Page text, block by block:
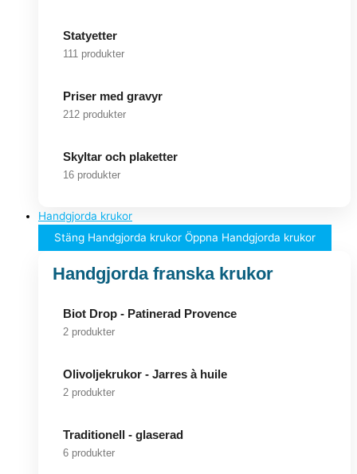
Statyetter
111 produkter
Priser med gravyr
212 produkter
Skyltar och plaketter
16 produkter
Handgjorda krukor
Stäng Handgjorda krukor Öppna Handgjorda krukor
Handgjorda franska krukor
Biot Drop - Patinerad Provence
2 produkter
Olivoljekrukor - Jarres à huile
2 produkter
Traditionell - glaserad
6 produkter